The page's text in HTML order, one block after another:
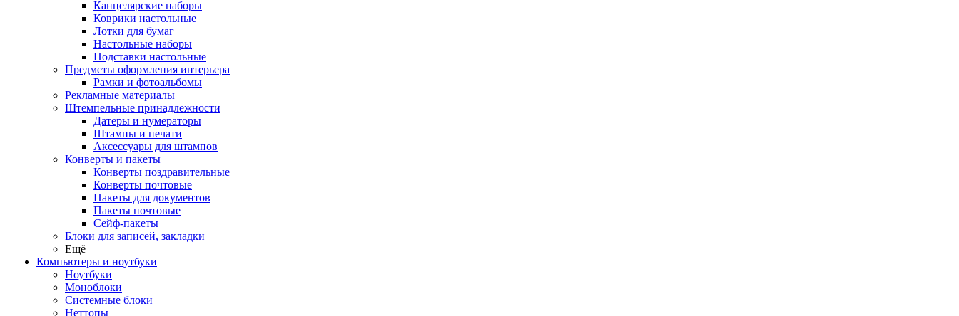
Канцелярские наборы
Коврики настольные
Лотки для бумаг
Настольные наборы
Подставки настольные
Предметы оформления интерьера
Рамки и фотоальбомы
Рекламные материалы
Штемпельные принадлежности
Датеры и нумераторы
Штампы и печати
Аксессуары для штампов
Конверты и пакеты
Конверты поздравительные
Конверты почтовые
Пакеты для документов
Пакеты почтовые
Сейф-пакеты
Блоки для записей, закладки
Ещё
Компьютеры и ноутбуки
Ноутбуки
Моноблоки
Системные блоки
Неттопы